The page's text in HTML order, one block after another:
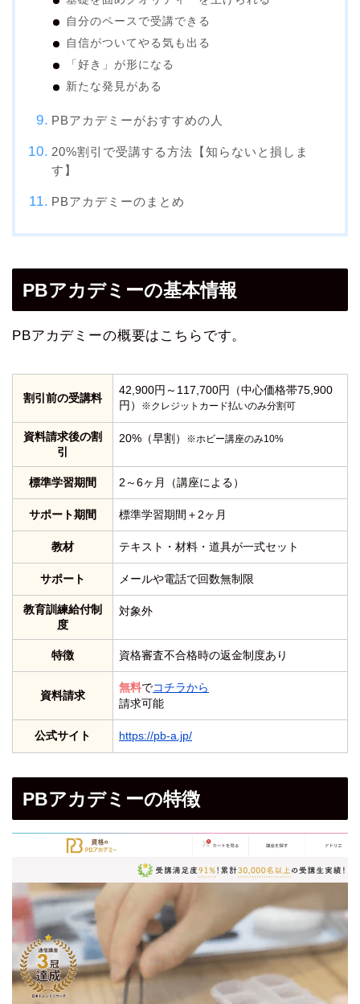
自分のペースで受講できる
自信がついてやる気も出る
「好き」が形になる
新たな発見がある
PBアカデミーがおすすめの人
20%割引で受講する方法【知らないと損しま
す】
PBアカデミーのまとめ
PBアカデミーの基本情報
PBアカデミーの概要はこちらです。
割引前の受講料
42,900円～117,700円（中心価格帯75,900
円）
※クレジットカード払いのみ分割可
資料請求後の割
引
20%（早割） ※ホビー講座のみ10%
標準学習期間 2～6ヶ月（講座による）
サポート期間 標準学習期間＋2ヶ月
教材 テキスト・材料・道具が一式セット
サポート メールや電話で回数無制限
教育訓練給付制
度
対象外
特徴 資格審査不合格時の返金制度あり
資料請求
無料でコチラから
請求可能
公式サイト https://pb-a.jp/
PBアカデミーの特徴